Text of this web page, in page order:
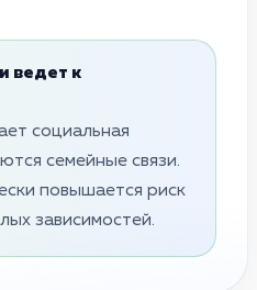
ведет к
социальная
семейные связи.
повышается риск
зависимостей.